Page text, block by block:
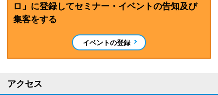
ロ」に登録してセミナー・イベントの告知及び
集客をする
イベントの登録
アクセス